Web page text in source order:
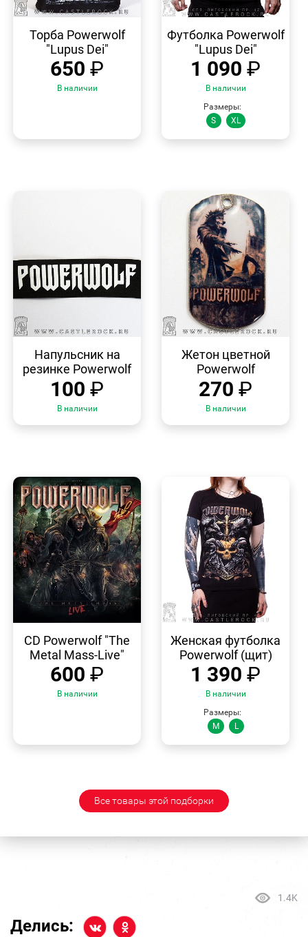
ПРОСМОТР
Торба Powerwolf
"Lupus Dei"
650 ₽
В наличии
ПРОСМОТР
Футболка Powerwolf
"Lupus Dei"
1 090 ₽
В наличии
Размеры:
S
XL
ПРОСМОТР
Напульсник на
резинке Powerwolf
100 ₽
В наличии
ПРОСМОТР
Жетон цветной
Powerwolf
270 ₽
В наличии
ПРОСМОТР
CD Powerwolf "The
Metal Mass-Live"
600 ₽
В наличии
ПРОСМОТР
Женская футболка
Powerwolf (щит)
1 390 ₽
В наличии
Размеры:
M
L
Все товары этой подборки
1.4K
Делись: